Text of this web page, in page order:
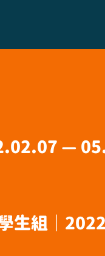
—
生組｜